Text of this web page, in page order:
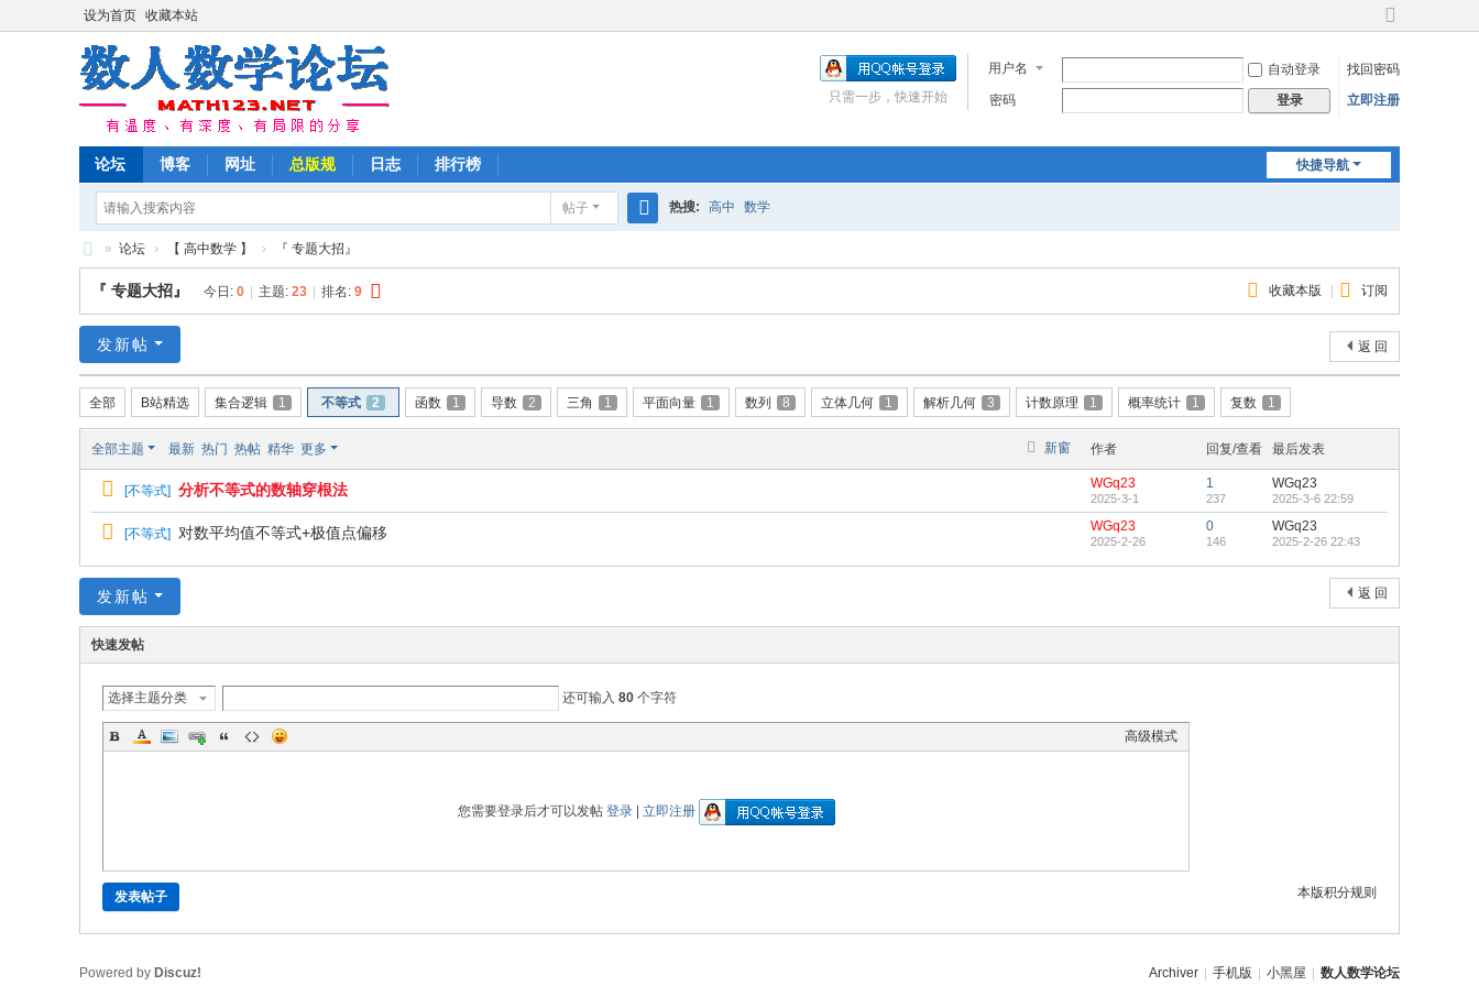
设为首页 收藏本站
切
到
宽
用户名 自动登录
找回密码
密码
登录 立即注册
只需一步，快速开始
快捷导航
论坛 博客 网址 总版规 日志 排行榜
帖子
索
热搜: 高中 数学
人
学
论
坛
» 论坛 › 【 高中数学 】 › 『 专题大招』
收藏本版 订阅
『 专题大招』 今日: 0 主题: 23 排名: 9
返 回
发新帖
全部 B站精选 集合逻辑 1 不等式 2 函数 1 导数 2 三角 1 平面向量 1 数列 8 立体几何 1 解析几何 3 计数原理 1 概率统计 1 复数 1
新窗
全部主题 最新 热门 热帖 精华 更多 作者 回复/查看 最后发表
[不等式] 分析不等式的数轴穿根法 WGq23
2025-3-1
1
237
WGq23
2025-3-6 22:59
[不等式] 对数平均值不等式+极值点偏移 WGq23
2025-2-26
0
146
WGq23
2025-2-26 22:43
返 回
发新帖
快速发帖
选择主题分类 还可输入 80 个字符
高级模式
您需要登录后才可以发帖 登录| 立即注册
本版积分规则
发表帖子
Archiver 手机版 小黑屋 数人数学论坛
Powered by Discuz!